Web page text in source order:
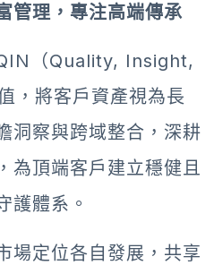
管理，專注高端傳承
（Quality, Insight,
，將客戶資產視為長
洞察與跨域整合，深耕
為頂端客戶建立穩健且
護體系。
場定位各自發展，共享